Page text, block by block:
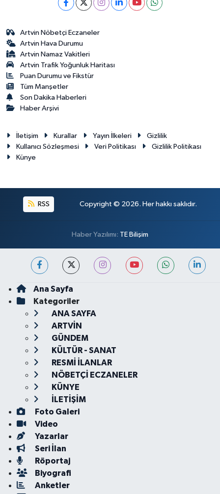
Artvin Nöbetçi Eczaneler
Artvin Hava Durumu
Artvin Namaz Vakitleri
Artvin Trafik Yoğunluk Haritası
Puan Durumu ve Fikstür
Tüm Manşetler
Son Dakika Haberleri
Haber Arşivi
İletişim Kurallar Yayın İlkeleri
Gizlilik
Kullanıcı Sözleşmesi
Veri Politikası
Gizlilik Politikası
Künye
RSS Copyright © 2026. Her hakkı saklıdır.
Haber Yazılımı: TE Bilişim
Ana Sayfa
Kategoriler
ANA SAYFA
ARTVİN
GÜNDEM
KÜLTÜR - SANAT
RESMİ İLANLAR
NÖBETÇİ ECZANELER
KÜNYE
İLETİŞİM
Foto Galeri
Video
Yazarlar
Seri İlan
Röportaj
Biyografi
Anketler